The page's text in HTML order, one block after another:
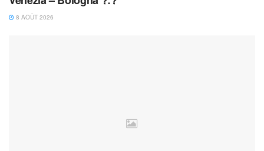
8 AOÛT 2026